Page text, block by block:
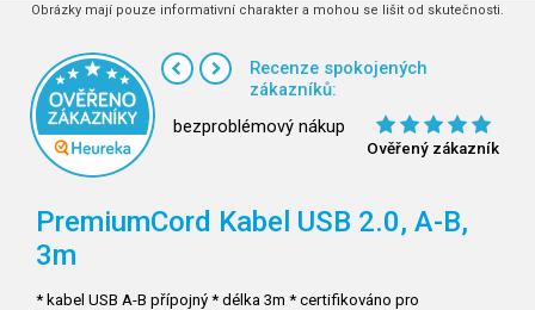
Obrázky mají pouze informativní charakter a mohou se lišit od skutečnosti.
Recenze spokojených
zákazníků:
bezproblémový nákup
Ověřený zákazník
PremiumCord Kabel USB 2.0, A-B,
3m
* kabel USB A-B přípojný * délka 3m * certifikováno pro